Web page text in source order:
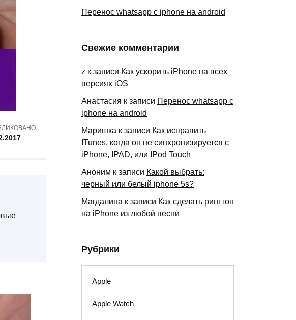
Перенос whatsapp с iphone на android
Свежие комментарии
z к записи Как ускорить iPhone на всех
версиях iOS
Анастасия к записи Перенос whatsapp с
iphone на android
Маришка к записи Как исправить
ITunes, когда он не синхронизируется с
iPhone, IPAD, или IPod Touch
Аноним к записи Какой выбрать:
черный или белый iphone 5s?
Магдалина к записи Как сделать рингтон
на iPhone из любой песни
Рубрики
Apple
Apple Watch